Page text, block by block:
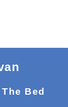
Bed